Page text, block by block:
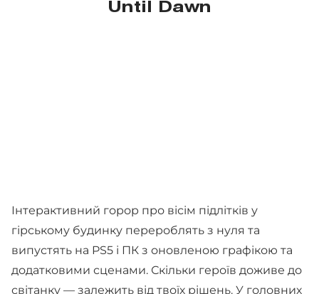
Until Dawn
Інтерактивний горор про вісім підлітків у
гірському будинку перероблять з нуля та
випустять на PS5 і ПК з оновленою графікою та
додатковими сценами. Скільки героїв доживе до
світанку — залежить від твоїх рішень. У головних